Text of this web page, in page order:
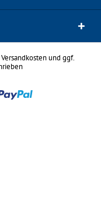
Versandkostenund ggf.